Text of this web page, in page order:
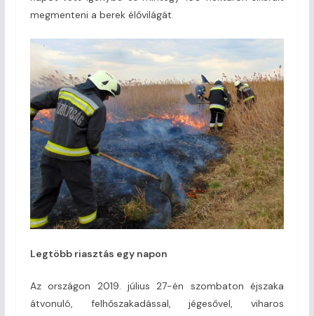
megmenteni a berek élővilágát.
Legtöbb riasztás egy napon
Az országon 2019. július 27-én szombaton éjszaka
átvonuló, felhőszakadással, jégesővel, viharos